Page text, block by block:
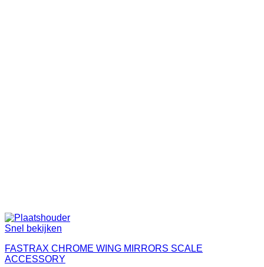
Snel bekijken
FASTRAX CHROME WING MIRRORS SCALE
ACCESSORY